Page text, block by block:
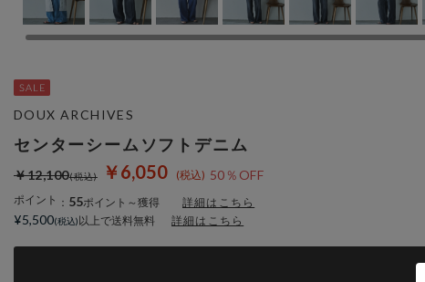
センターシームソフトデニム
￥6,050 50％OFF
￥12,100
ポイント ： 55ポイント～獲得 詳細はこちら
DOUX ARCHIVES
¥5,500 以上で送料無料 詳細はこちら